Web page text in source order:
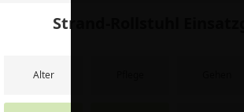
Strand-Rollstuhl
Alter